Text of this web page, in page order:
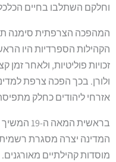
וחלקם השתלבו בחיים
המהפכה הצרפתית סימנה
הקהילות הספרדיות היו
זכויות פוליטיות, ולאחר זמן
ולורן. בכך הפכה צרפת
אזרחי ליהודים כחלק
בראשית
המדינה יצרה מסגרת רשמית
מוסדות קהילתיים